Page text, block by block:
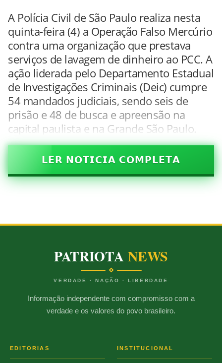
A Polícia Civil de São Paulo realiza nesta
quinta-feira (4) a Operação Falso Mercúrio
contra uma organização que prestava
serviços de lavagem de dinheiro ao PCC. A
ação liderada pelo Departamento Estadual
de Investigações Criminais (Deic) cumpre
54 mandados judiciais, sendo seis de
prisão e 48 de busca e apreensão na
capital paulista e na Grande São Paulo.
𝗟𝗘𝗥 𝗡𝗢𝗧𝗜𝗖𝗜𝗔 𝗖𝗢𝗠𝗣𝗟𝗘𝗧𝗔
PATRIOTANEWS
VERDADE · NAÇÃO · LIBERDADE
Informação independente com compromisso com a
verdade e os valores do povo brasileiro.
EDITORIAS INSTITUCIONAL